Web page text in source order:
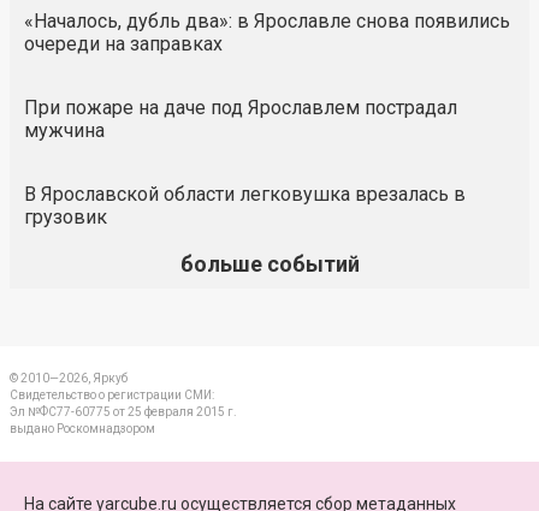
«Началось, дубль два»: в Ярославле снова появились
очереди на заправках
При пожаре на даче под Ярославлем пострадал
мужчина
В Ярославской области легковушка врезалась в
грузовик
больше событий
© 2010—2026, Яркуб
Свидетельство о регистрации СМИ:
Эл №ФС77-60775 от 25 февраля 2015 г.
выдано Роскомнадзором
На сайте yarcube.ru осуществляется сбор метаданных